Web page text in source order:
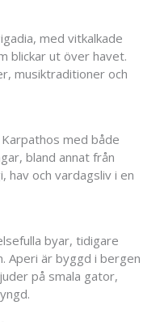
med vitkalkade
blickar ut över havet.
musiktraditioner och
med både
bland annat från
hav och vardagsliv i en
byar, tidigare
Aperi är byggd i bergen
på smala gator,